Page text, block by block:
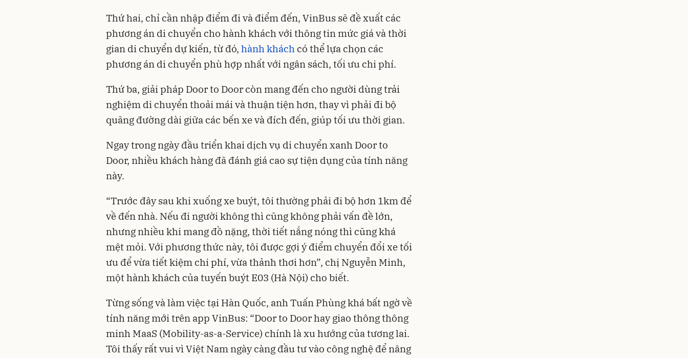
Thứ hai, chỉ cần nhập điểm đi và điểm đến, VinBus sẽ đề xuất các
phương án di chuyển cho hành khách với thông tin mức giá và thời
gian di chuyển dự kiến, từ đó, hành kháchcó thể lựa chọn các
phương án di chuyển phù hợp nhất với ngân sách, tối ưu chi phí.
Thứ ba, giải pháp Door to Door còn mang đến cho người dùng trải
nghiệm di chuyển thoải mái và thuận tiện hơn, thay vì phải đi bộ
quãng đường dài giữa các bến xe và đích đến, giúp tối ưu thời gian.
Ngay trong ngày đầu triển khai dịch vụ di chuyển xanh Door to
Door, nhiều khách hàng đã đánh giá cao sự tiện dụng của tính năng
này.
“Trước đây sau khi xuống xe buýt, tôi thường phải đi bộ hơn 1km để
về đến nhà. Nếu đi người không thì cũng không phải vấn đề lớn,
nhưng nhiều khi mang đồ nặng, thời tiết nắng nóng thì cũng khá
mệt mỏi. Với phương thức này, tôi được gợi ý điểm chuyển đổi xe tối
ưu để vừa tiết kiệm chi phí, vừa thảnh thơi hơn”, chị Nguyễn Minh,
một hành khách của tuyến buýt E03 (Hà Nội) cho biết.
Từng sống và làm việc tại Hàn Quốc, anh Tuấn Phùng khá bất ngờ về
tính năng mới trên app VinBus: “Door to Door hay giao thông thông
minh MaaS (Mobility-as-a-Service) chính là xu hướng của tương lai.
Tôi thấy rất vui vì Việt Nam ngày càng đầu tư vào công nghệ để nâng